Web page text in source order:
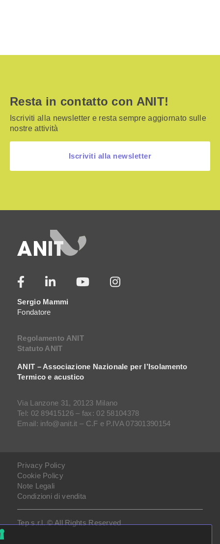
Resta in contatto con ANIT!
Iscriviti alla newsletter e resta sempre aggiornato sulle
nostre attività
Iscriviti alla newsletter
Sergio Mammi
Fondatore
Regolamento ANIT
Statuto ANIT
ANIT – Associazione Nazionale per l’Isolamento
Termico e acustico
Via Lanzone 31, 20123 Milano
Tel: 02 89415126 – fax: 02 58104378
Email: info@anit.it – C.F e P.IVA 07301390154
Tep s.r.l. © All Rights Reserved
Privacy Policy
Cookie Policy
Note Legali
Condizioni di vendita